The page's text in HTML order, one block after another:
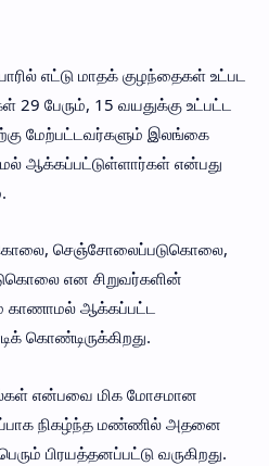
எட்டு மாதக் குழந்தைகள் உட்பட
29 பேரும், 15 வயதுக்கு உட்பட்ட
மேற்பட்டவர்களும் இலங்கை
ஆக்கப்பட்டுள்ளார்கள் என்பது
செஞ்சோலைப்படுகொலை,
என சிறுவர்களின்
காணாமல் ஆக்கப்பட்ட
கொண்டிருக்கிறது.
என்பவை மிக மோசமான
நிகழ்ந்த மண்ணில் அதனை
பிரயத்தனப்பட்டு வருகிறது.